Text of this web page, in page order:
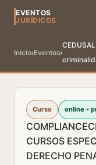
EVENTOS
JURÍDICOS
Inicio›Eventos›
Curso online -
COMPLIANCE
CURSOS
DERECHO